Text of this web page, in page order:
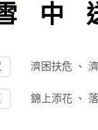
中
濟困扶危 、
錦上添花 、